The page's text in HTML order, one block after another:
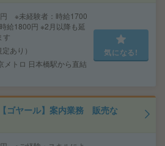
※未経験者：時給1700
給1800円 ※2月以降も延
す
あり）
トロ 日本橋駅から直結
気になる!
ゴヤール】案内業務 販売な